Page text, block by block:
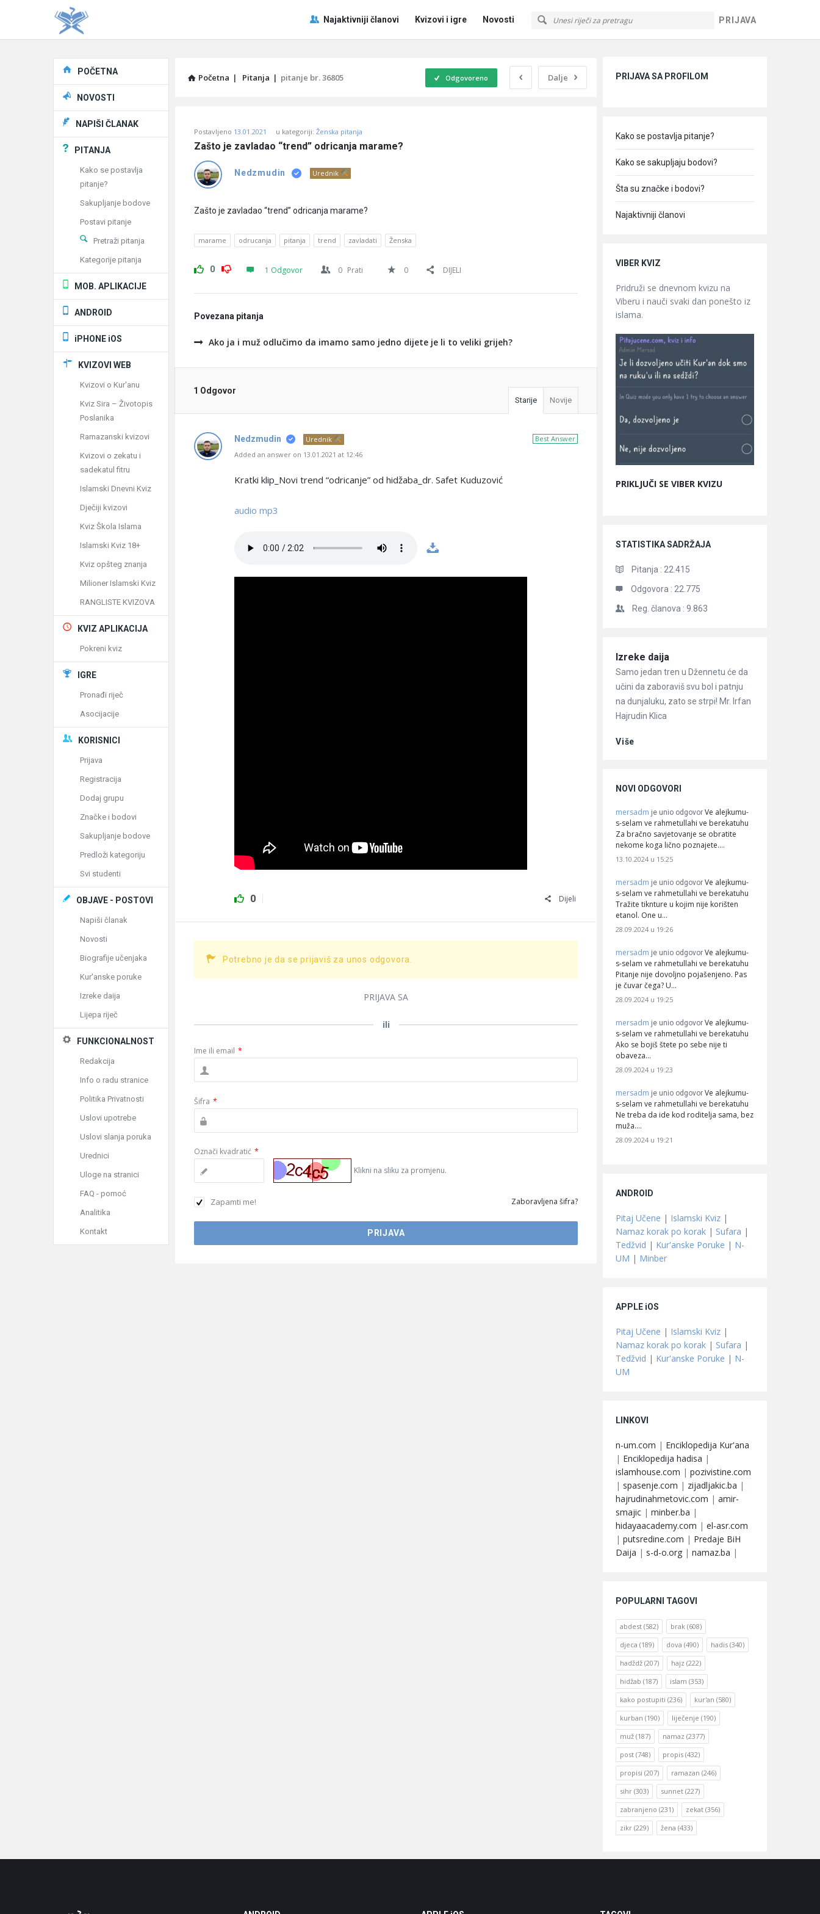
PRIJAVA
Pitaj
Učene
Navigacija
Najaktivniji članovi Kvizovi i igre Novosti
Početna | Pitanja | pitanje br. 36805 Dalje
Odgovoreno
Učene
Latest
Pitanja
Postavljeno 13.01.2021 u kategoriji: Ženska pitanja
Zašto je zavladao “trend” odricanja marame?
Nedzmudin Urednik
Zašto je zavladao “trend” odricanja marame?
marame odrucanja pitanja trend zavladati Ženska
0 1 Odgovor 0 Prati 0 DIJELI
Povezana pitanja
Ako ja i muž odlučimo da imamo samo jedno dijete je li to veliki grijeh?
1 Odgovor
Starije Novije
Best Answer
Nedzmudin
Urednik
Added an answer on 13.01.2021 at 12:46
Kratki klip_Novi trend “odricanje” od hidžaba_dr. Safet Kuduzović
audio mp3
0 Dijeli
Potrebno je da se prijaviš za unos odgovora.
PRIJAVA SA
ili
Ime ili email *
Šifra *
Označi kvadratić *
Klikni na sliku za promjenu.
Zapamti me! Zaboravljena šifra?
PRIJAVA SA PROFILOM
Kako se postavlja pitanje?
Kako se sakupljaju bodovi?
Šta su značke i bodovi?
Najaktivniji članovi
VIBER KVIZ
Pridruži se dnevnom kvizu na
Viberu i nauči svaki dan ponešto iz
islama.
PRIKLJUČI SE VIBER KVIZU
STATISTIKA SADRŽAJA
Pitanja : 22.415
Odgovora : 22.775
Reg. članova : 9.863
Članci
Izreke daija
Samo jedan tren u Džennetu će da
učini da zaboraviš svu bol i patnju
na dunjaluku, zato se strpi! Mr. Irfan
Hajrudin Klica
Više
NOVI ODGOVORI
mersadm je unio odgovor Ve alejkumu-
s-selam ve rahmetullahi ve berekatuhu
Za bračno savjetovanje se obratite
nekome koga lično poznajete.…
13.10.2024 u 15:25
mersadm je unio odgovor Ve alejkumu-
s-selam ve rahmetullahi ve berekatuhu
Tražite tiknture u kojim nije korišten
etanol. One u…
28.09.2024 u 19:26
mersadm je unio odgovor Ve alejkumu-
s-selam ve rahmetullahi ve berekatuhu
Pitanje nije dovoljno pojašenjeno. Pas
je čuvar čega? U…
28.09.2024 u 19:25
mersadm je unio odgovor Ve alejkumu-
s-selam ve rahmetullahi ve berekatuhu
Ako se bojiš štete po sebe nije ti
obaveza…
28.09.2024 u 19:23
mersadm je unio odgovor Ve alejkumu-
s-selam ve rahmetullahi ve berekatuhu
Ne treba da ide kod roditelja sama, bez
muža.…
28.09.2024 u 19:21
ANDROID
Pitaj Učene | Islamski Kviz |
Namaz korak po korak | Sufara |
Tedžvid | Kur'anske Poruke | N-
UM | Minber
APPLE iOS
Pitaj Učene | Islamski Kviz |
Namaz korak po korak | Sufara |
Tedžvid | Kur'anske Poruke | N-
UM
LINKOVI
n-um.com | Enciklopedija Kur'ana
| Enciklopedija hadisa |
islamhouse.com | pozivistine.com
| spasenje.com | zijadljakic.ba |
hajrudinahmetovic.com | amir-
smajic | minber.ba |
hidayaacademy.com | el-asr.com
| putsredine.com | Predaje BiH
Daija | s-d-o.org | namaz.ba |
POPULARNI TAGOVI
abdest (582) brak (608)
djeca (189) dova (490) hadis (340)
hadždž (207) hajz (222)
hidžab (187) islam (353)
kako postupiti (236) kur'an (580)
kurban (190) liječenje (190)
muž (187) namaz (2377)
post (748) propis (432)
propisi (207) ramazan (246)
sihr (303) sunnet (227)
zabranjeno (231) zekat (356)
zikr (229) žena (433)
Explore
POČETNA
NOVOSTI
NAPIŠI ČLANAK
PITANJA
Kako se postavlja
pitanje?
Sakupljanje bodove
Postavi pitanje
Pretraži pitanja
Kategorije pitanja
MOB. APLIKACIJE
ANDROID
iPHONE iOS
KVIZOVI WEB
Kvizovi o Kur'anu
Kviz Sira – Životopis
Poslanika
Ramazanski kvizovi
Kvizovi o zekatu i
sadekatul fitru
Islamski Dnevni Kviz
Dječiji kvizovi
Kviz Škola Islama
Islamski Kviz 18+
Kviz opšteg znanja
Milioner Islamski Kviz
RANGLISTE KVIZOVA
KVIZ APLIKACIJA
Pokreni kviz
IGRE
Pronađi riječ
Asocijacije
KORISNICI
Prijava
Registracija
Dodaj grupu
Značke i bodovi
Sakupljanje bodove
Predloži kategoriju
Svi studenti
OBJAVE - POSTOVI
Napiši članak
Novosti
Biografije učenjaka
Kur'anske poruke
Izreke daija
Lijepa riječ
FUNKCIONALNOST
Redakcija
Info o radu stranice
Politika Privatnosti
Uslovi upotrebe
Uslovi slanja poruka
Urednici
Uloge na stranici
FAQ - pomoć
Analitika
Kontakt